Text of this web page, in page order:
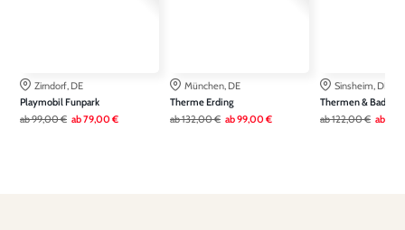
Zirndorf, DE
Playmobil Funpark
ab99,00 € ab79,00 €
München, DE
Therme Erding
ab132,00 € ab99,00 €
Sinsheim, DE
Thermen &
ab122,00 € ab